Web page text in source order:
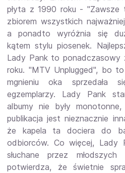
płyta z 1990 roku -
zbiorem wszystkich
a ponadto wyróżnia się
kątem stylu piosenek.
Lady Pank to ponadczasowy
roku. "MTV Unplugged", bo
mgnieniu oka sprzedała
egzemplarzy. Lady Pank
albumy nie były
publikacja jest nieznacznie
że kapela ta dociera do
odbiorców. Co więcej, Lady
słuchane przez
potwierdza, że świetnie